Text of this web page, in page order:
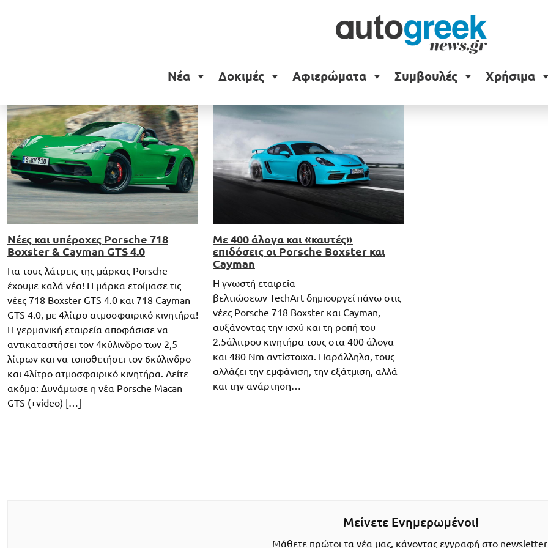
Νέα Δοκιμές Αφιερώματα Συμβουλές Χρήσιμα
Porsche 718 Boxster
Νέες και υπέροχες Porsche 718
Βοxster & Cayman GTS 4.0
Για τους λάτρεις της μάρκας Porsche
έχουμε καλά νέα! Η μάρκα ετοίμασε τις
νέες 718 Boxster GTS 4.0 και 718 Cayman
GTS 4.0, με 4λίτρο ατμοσφαιρικό κινητήρα!
Η γερμανική εταιρεία αποφάσισε να
αντικαταστήσει τον 4κύλινδρο των 2,5
λίτρων και να τοποθετήσει τον 6κύλινδρο
και 4λίτρο ατμοσφαιρικό κινητήρα. Δείτε
ακόμα: Δυνάμωσε η νέα Porsche Macan
GTS (+video) […]
Με 400 άλογα και «καυτές»
επιδόσεις οι Porsche Boxster και
Cayman
Η γνωστή εταιρεία
βελτιώσεων TechArt δημιουργεί πάνω στις
νέες Porsche 718 Boxster και Cayman,
αυξάνοντας την ισχύ και τη ροπή του
2.5άλιτρου κινητήρα τους στα 400 άλογα
και 480 Nm αντίστοιχα. Παράλληλα, τους
αλλάζει την εμφάνιση, την εξάτμιση, αλλά
και την ανάρτηση…
Μείνετε Ενημερωμένοι!
Μάθετε πρώτοι τα νέα μας, κάνοντας εγγραφή στο